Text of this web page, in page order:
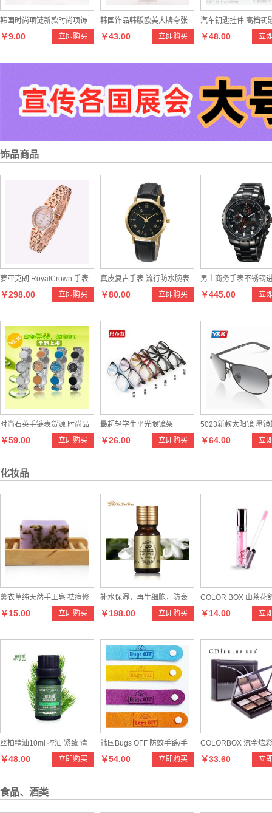
韩国时尚项链新款时尚项饰
小饰品 欧美夸张新款韩版吊
立即购买
￥9.00
韩国饰品韩版欧美大牌夸张
大小珍珠项链短款锁骨项链
立即购买
￥43.00
汽车钥匙挂件 高档钥
饰 大悲咒经文平安钥
立
￥48.00
饰品商品
萝亚克朗 RoyalCrown 手表
不锈钢带（玫瑰金）立即购买
￥298.00
真皮复古手表 流行防水腕表
情侣对表女士手表 立即购买
￥80.00
男士商务手表不锈钢
士手表多功能运动腕
立
￥445.00
时尚石英手链表货源 时尚品
牌彩色学生腕表 立即购买
￥59.00
最超轻学生平光眼镜架
立即购买
￥26.00
5023新款太阳镜 墨镜
时尚复古偏光镜 立
￥64.00
化妆品
薰衣草纯天然手工皂 祛痘修
复手工皂 立即购买
￥15.00
补水保湿，再生细胞，防衰
抗衰，生理保健 立即购买
￥198.00
COLOR BOX 山茶花
复唇彩 立
￥14.00
丝柏精油10ml 控油 紧致 清
理毛孔 单方精油 立即购买
￥48.00
韩国Bugs OFF 防蚊手链/手
环 纯天然驱蚊环贴嗡嗡圈可
立即购买
￥54.00
COLORBOX 流金炫
立
￥33.60
食品、酒类